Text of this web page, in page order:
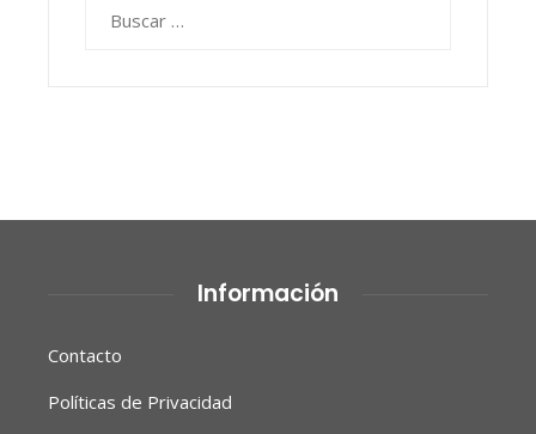
Información
Contacto
Políticas de Privacidad